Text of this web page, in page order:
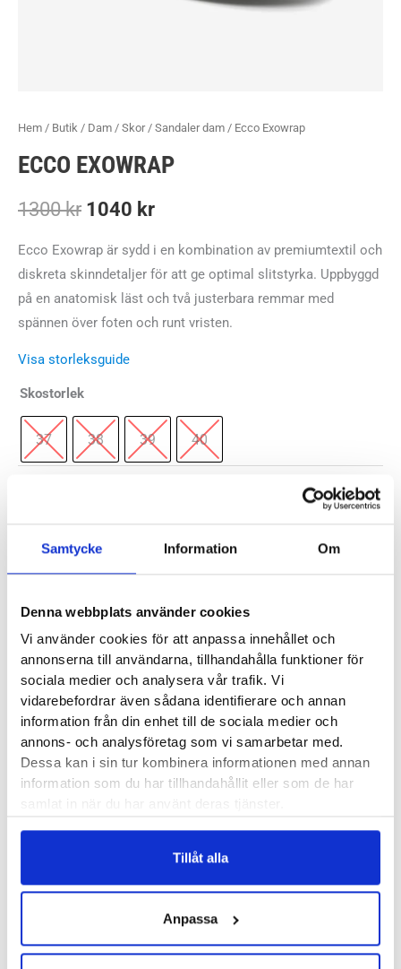
Samtycke Information Om
Denna webbplats använder cookies
Vi använder cookies för att anpassa innehållet och
annonserna till användarna, tillhandahålla funktioner för
sociala medier och analysera vår trafik. Vi
vidarebefordrar även sådana identifierare och annan
information från din enhet till de sociala medier och
annons- och analysföretag som vi samarbetar med.
Dessa kan i sin tur kombinera informationen med annan
information som du har tillhandahållit eller som de har
samlat in när du har använt deras tjänster.
Tillåt alla
Anpassa
Hem / Butik / Dam / Skor/ Sandaler dam / Ecco Exowrap
ECCO EXOWRAP
1300kr Det
ursprungliga
priset
var:
1300 kr.
1040 krDet
nuvarande
priset
är:
Ecco Exowrap är sydd i en kombination av premiumtextil och
diskreta skinndetaljer för att ge optimal slitstyrka. Uppbyggd
på en anatomisk läst och två justerbara remmar med
spännen över foten och runt vristen.
Visa storleksguide
Skostorlek
37 38 39 40
Saldo weblager. För aktuellt butikssaldo, kontakta din närmstabutik
Produktegenskaper
Läst: Normal
Recensioner